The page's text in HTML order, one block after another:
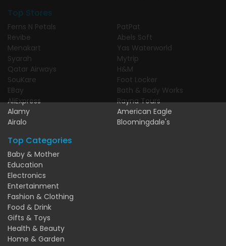
Top Stores
Ferns N Petals
Revibe
Menakart
Syarah
Qatar Airways
SouKare
EBay
AliExpress
Alamy
Airalo
PatPat
Abels Soft
Yas Waterworld
Mytrip
H&M
Foot Locker
Bath & Body Works
Rayna Tours
American Eagle
Bloomingdale's
Top Categories
Baby & Mother
Education
Electronics
Entertainment
Fashion & Clothing
Food & Drink
Gifts & Toys
Health & Beauty
Home & Garden